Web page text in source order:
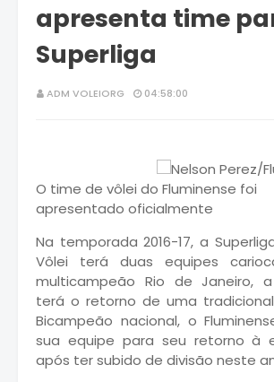
apresenta time
Superliga
ADM VOLEIORG 04:58:00
O time de vôlei do Fluminense foi
apresentado oficialmente
Na temporada 2016-17, a
Vôlei terá duas equipes
multicampeão Rio de Janeiro,
terá o retorno de uma
Bicampeão nacional, o
sua equipe para seu retorno à
após ter subido de divisão neste